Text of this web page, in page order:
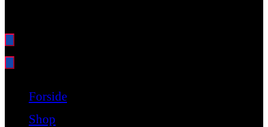
Bare endnu et fitness websted
Forside
Shop